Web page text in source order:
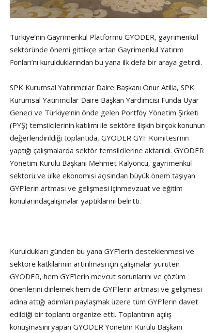
Türkiye’nin Gayrimenkul Platformu GYODER, gayrimenkul
sektöründe önemi gittikçe artan Gayrimenkul Yatırım
Fonları’nı kurulduklarından bu yana ilk defa bir araya getirdi.
SPK Kurumsal Yatırımcılar Daire Başkanı Onur Atilla, SPK
Kurumsal Yatırımcılar Daire Başkan Yardımcısı Funda Uyar
Geneci ve Türkiye’nin önde gelen Portföy Yönetim Şirketi
(PYŞ) temsilcilerinin katılımı ile sektöre ilişkin birçok konunun
değerlendirildiği toplantıda, GYODER GYF Komitesi’nin
yaptığı çalışmalarda sektör temsilcilerine aktarıldı. GYODER
Yönetim Kurulu Başkanı Mehmet Kalyoncu, gayrimenkul
sektörü ve ülke ekonomisi açısından büyük önem taşıyan
GYF’lerin artması ve gelişmesi içinmevzuat ve eğitim
konularındaçalışmalar yaptıklarını belirtti.
Kuruldukları günden bu yana GYF’lerin desteklenmesi ve
sektöre katkılarının artırılması için çalışmalar yürüten
GYODER, hem GYF’lerin mevcut sorunlarını ve çözüm
önerilerini dinlemek hem de GYF’lerin artması ve gelişmesi
adına attığı adımları paylaşmak üzere tüm GYF’lerin davet
edildiği bir toplantı organize etti. Toplantının açılış
konuşmasını yapan GYODER Yönetim Kurulu Başkanı